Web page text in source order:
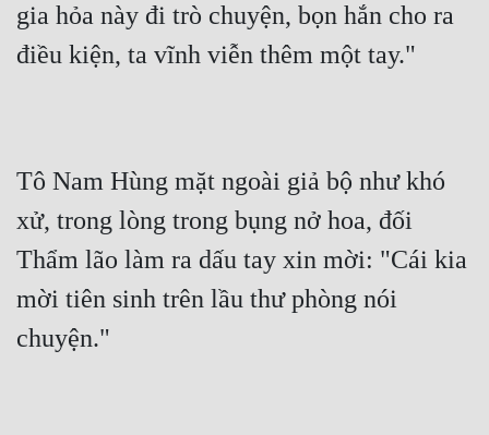
gia hỏa này đi trò chuyện, bọn hắn cho ra
điều kiện, ta vĩnh viễn thêm một tay."
Tô Nam Hùng mặt ngoài giả bộ như khó
xử, trong lòng trong bụng nở hoa, đối
Thẩm lão làm ra dấu tay xin mời: "Cái kia
mời tiên sinh trên lầu thư phòng nói
chuyện."